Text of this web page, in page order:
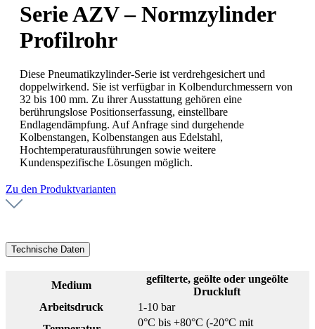
Serie AZV – Normzylinder
Profilrohr
Diese Pneumatikzylinder-Serie ist verdrehgesichert und
doppelwirkend. Sie ist verfügbar in Kolbendurchmessern von
32 bis 100 mm. Zu ihrer Ausstattung gehören eine
berührungslose Positionserfassung, einstellbare
Endlagendämpfung. Auf Anfrage sind durgehende
Kolbenstangen, Kolbenstangen aus Edelstahl,
Hochtemperaturausführungen sowie weitere
Kundenspezifische Lösungen möglich.
Zu den Produktvarianten
Technische Daten
Medium
gefilterte, geölte oder ungeölte
Druckluft
Arbeitsdruck
1-10 bar
0°C bis +80°C (-20°C mit